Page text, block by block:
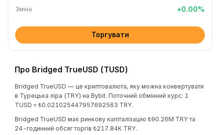
Зміна +0.00%
Торгувати
Про Bridged TrueUSD (TUSD)
Bridged TrueUSD — це криптовалюта, яку можна конвертувати
в Турецька ліра (TRY) на Bybit. Поточний обмінний курс: 1
TUSD = ₺0.021025447957692563 TRY.
Bridged TrueUSD має ринкову капіталізацію ₺90.26M TRY та
24-годинний обсяг торгів ₺217.84K TRY.